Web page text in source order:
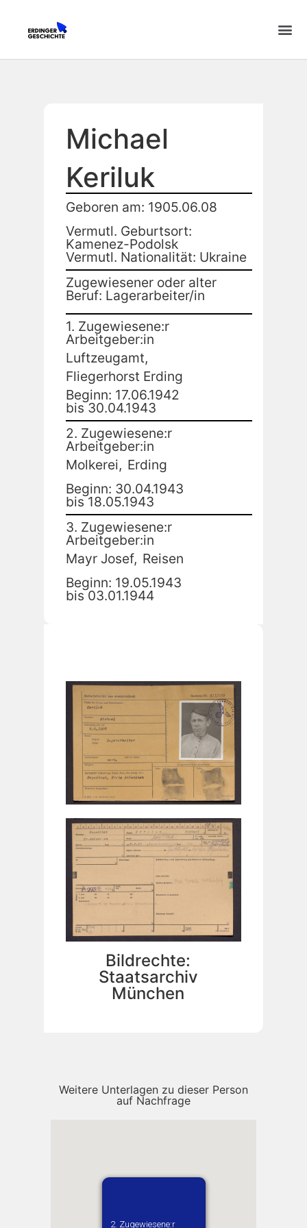
Michael
Keriluk
Geboren am: 1905.06.08
Vermutl. Geburtsort:
Kamenez-Podolsk
Vermutl. Nationalität: Ukraine
Zugewiesener oder alter
Beruf: Lagerarbeiter/in
1. Zugewiesene:r
Arbeitgeber:in
Luftzeugamt,
Fliegerhorst Erding
Beginn: 17.06.1942
bis 30.04.1943
2. Zugewiesene:r
Arbeitgeber:in
Molkerei, Erding
Beginn: 30.04.1943
bis 18.05.1943
3. Zugewiesene:r
Arbeitgeber:in
Mayr Josef, Reisen
Beginn: 19.05.1943
bis 03.01.1944
Bildrechte:
Staatsarchiv
München
Weitere Unterlagen zu dieser Person
auf Nachfrage
1. Zugewiesene:r
2. Zugewiesene:r